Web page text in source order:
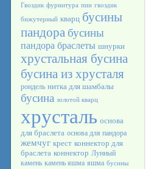
Гвоздик фурнитура пин гвоздик
бижутерный кварц бусины
пандора бусины
пандора браслеты шнурки
хрустальная бусина
бусина из хрусталя
рондель нитка для шамбалы
бусина золотой кварц
хрусталь основа
для браслета основа для пандора
жемчуг крест коннектор для
браслета коннектор Лунный
камень камень яшма яшма бусины